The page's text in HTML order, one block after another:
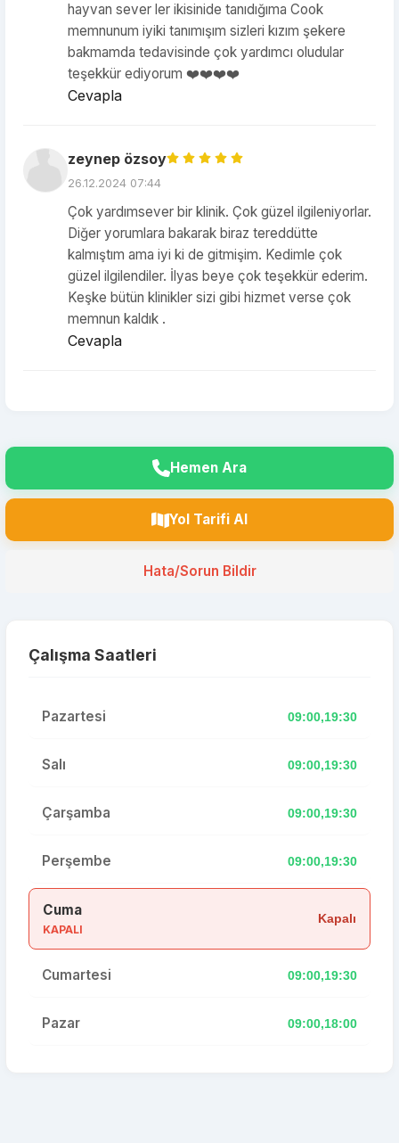
hayvan sever ler ikisinide tanıdığıma Cook
memnunum iyiki tanımışım sizleri kızım şekere
bakmamda tedavisinde çok yardımcı oludular
teşekkür ediyorum ❤️❤️❤️❤️
Cevapla
zeynep özsoy
26.12.2024 07:44
Çok yardımsever bir klinik. Çok güzel ilgileniyorlar.
Diğer yorumlara bakarak biraz tereddütte
kalmıştım ama iyi ki de gitmişim. Kedimle çok
güzel ilgilendiler. İlyas beye çok teşekkür ederim.
Keşke bütün klinikler sizi gibi hizmet verse çok
memnun kaldık .
Cevapla
Hemen Ara
Yol Tarifi Al
Hata/Sorun Bildir
Çalışma Saatleri
Pazartesi 09:00,19:30
Salı 09:00,19:30
Çarşamba 09:00,19:30
Perşembe 09:00,19:30
Cuma
KAPALI
Kapalı
Cumartesi 09:00,19:30
Pazar 09:00,18:00